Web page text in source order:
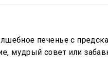
печенье с
совет или